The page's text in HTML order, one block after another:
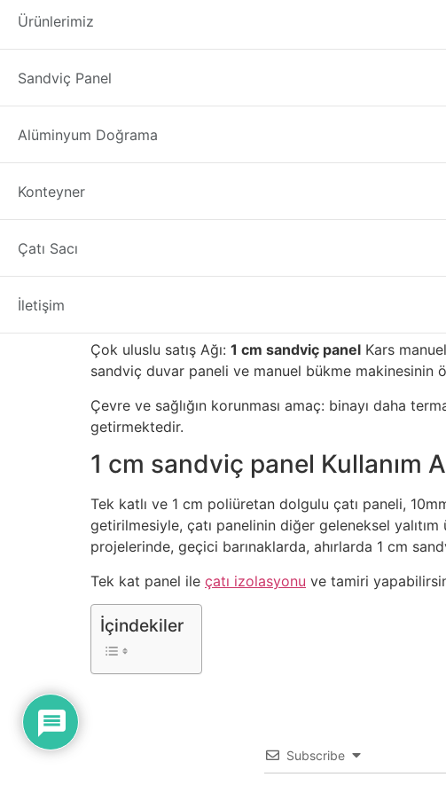
Ürünlerimiz
Sandviç Panel
Alüminyum Doğrama
Konteyner
Çatı Sacı
İletişim
1 cm sandviç panel
1. PU
sandviç panellerKarsilimizde iyi satış sonrası
1 cm sandviç panel Kars
1 cm sandviç panel
kaliteli gelişmiş tuğla, taş, fayans, mozaik, ahşap
Çok uluslu satış Ağı: 1 cm sandviç panel Kars
sandviç duvar paneli ve manuel bükme makinesinin
Çevre ve sağlığın korunması amaç: binayı daha
getirmektedir.
1 cm sandviç panel Kullanım
Tek katlı ve 1 cm poliüretan dolgulu çatı paneli,
getirilmesiyle, çatı panelinin diğer geleneksel yalıtım
projelerinde, geçici barınaklarda, ahırlarda 1 cm
Tek kat panel ile çatı izolasyonu ve tamiri
İçindekiler
Subscribe